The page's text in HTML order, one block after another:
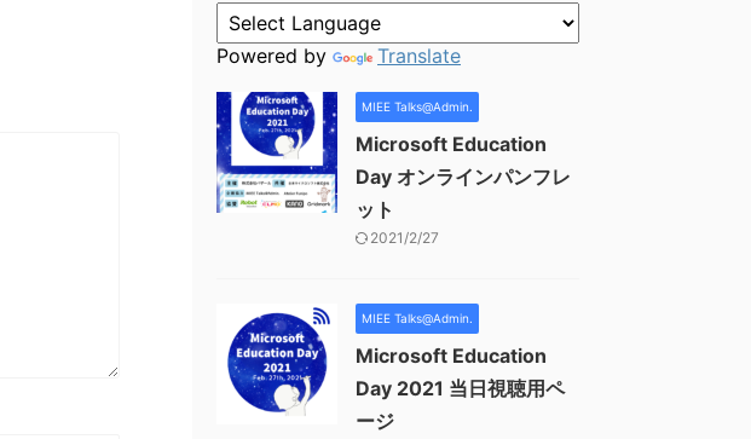
Powered by Translate
MIEE Talks@Admin.
Microsoft Education
Day オンラインパンフレ
ット
2021/2/27
MIEE Talks@Admin.
Microsoft Education
Day 2021 当日視聴用ペ
ージ